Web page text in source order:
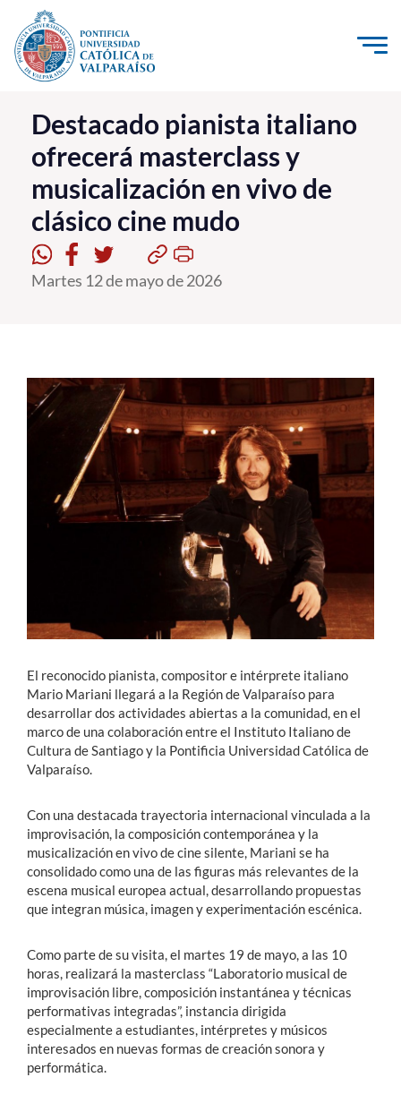
Click acá para ir directamente al contenido
La Universidad
Investigación, Creación e Innovación
PUCV Internacional
Vinculación con el Medio
Admisión
Formación Continua
Estudiantes
Académicos
Funcionarios
English
Destacado pianista italiano
ofrecerá masterclass y
musicalización en vivo de
clásico cine mudo
Martes 12 de mayo de 2026
El reconocido pianista, compositor e intérprete italiano
Mario Mariani llegará a la Región de Valparaíso para
desarrollar dos actividades abiertas a la comunidad, en el
marco de una colaboración entre el Instituto Italiano de
Cultura de Santiago y la Pontificia Universidad Católica de
Valparaíso.
Con una destacada trayectoria internacional vinculada a la
improvisación, la composición contemporánea y la
musicalización en vivo de cine silente, Mariani se ha
consolidado como una de las figuras más relevantes de la
escena musical europea actual, desarrollando propuestas
que integran música, imagen y experimentación escénica.
Como parte de su visita, el martes 19 de mayo, a las 10
horas, realizará la masterclass “Laboratorio musical de
improvisación libre, composición instantánea y técnicas
performativas integradas”, instancia dirigida
especialmente a estudiantes, intérpretes y músicos
interesados en nuevas formas de creación sonora y
performática.